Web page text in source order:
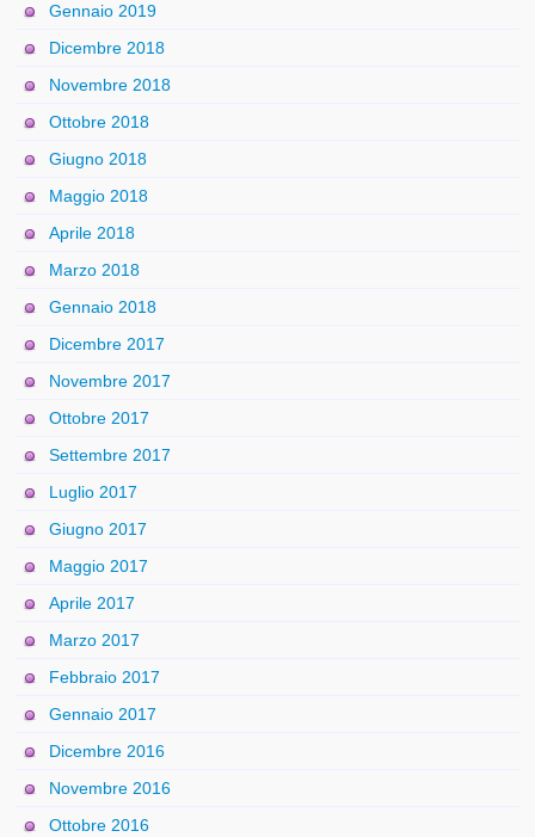
Gennaio 2019
Dicembre 2018
Novembre 2018
Ottobre 2018
Giugno 2018
Maggio 2018
Aprile 2018
Marzo 2018
Gennaio 2018
Dicembre 2017
Novembre 2017
Ottobre 2017
Settembre 2017
Luglio 2017
Giugno 2017
Maggio 2017
Aprile 2017
Marzo 2017
Febbraio 2017
Gennaio 2017
Dicembre 2016
Novembre 2016
Ottobre 2016